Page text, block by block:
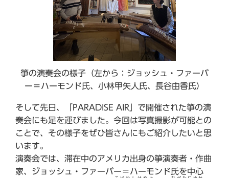
箏の演奏会の様子（左から：ジョッシュ・ファーバ
ー＝ハーモンド氏、小林甲矢人氏、長谷由香氏）
そして先日、「PARADISE AIR」で開催された箏の演
奏会にも足を運びました。今回は写真撮影が可能との
ことで、その様子をぜひ皆さんにもご紹介したいと思
います。
演奏会では、滞在中のアメリカ出身の箏演奏者・作曲
家、ジョッシュ・ファーバー＝ハーモンド氏を中心